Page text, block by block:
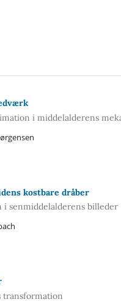
i middelalderens
kostbare dråber
i senmiddelalderens billeder
transformation